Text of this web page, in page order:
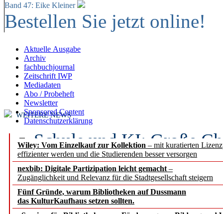
Band 47: Eike Kleiner
Bestellen Sie jetzt online!
Aktuelle Ausgabe
Archiv
fachbuchjournal
Zeitschrift IWP
Mediadaten
Abo / Probeheft
Newsletter
Sponsored Content
Datenschutzerklärung
Wiley: Vom Einzelkauf zur Kollektion – mit kuratierten
effizienter werden und die Studierenden besser versorgen
nexbib: Digitale Partizipation leicht gemacht –
Zugänglichkeit und Relevanz für die Stadtgesellschaft steigern
Fünf Gründe, warum Bibliotheken auf Dussmann
das KulturKaufhaus setzen sollten.
WEITERE NEWS
Schule und KI: Große
Voraussetzungen
Erfolgreiches erstes
Segment Research –